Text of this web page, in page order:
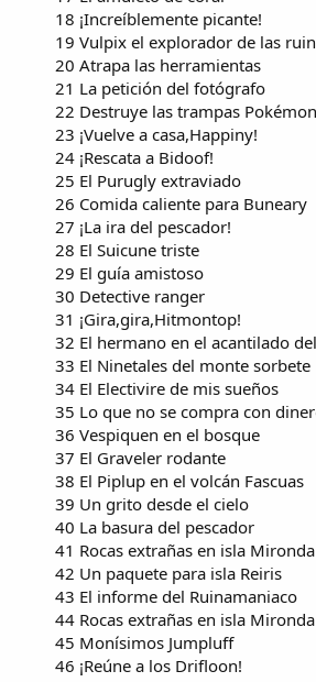
18 ¡Increíblemente picante!
19 Vulpix el explorador de las
20 Atrapa las herramientas
21 La petición del fotógrafo
22 Destruye las trampas Pokémon
23 ¡Vuelve a casa,Happiny!
24 ¡Rescata a Bidoof!
25 El Purugly extraviado
26 Comida caliente para Buneary
27 ¡La ira del pescador!
28 El Suicune triste
29 El guía amistoso
30 Detective ranger
31 ¡Gira,gira,Hitmontop!
32 El hermano en el acantilado
33 El Ninetales del monte sorbete
34 El Electivire de mis sueños
35 Lo que no se compra con
36 Vespiquen en el bosque
37 El Graveler rodante
38 El Piplup en el volcán Fascuas
39 Un grito desde el cielo
40 La basura del pescador
41 Rocas extrañas en isla Mironda
42 Un paquete para isla Reiris
43 El informe del Ruinamaniaco
44 Rocas extrañas en isla
45 Monísimos Jumpluff
46 ¡Reúne a los Drifloon!